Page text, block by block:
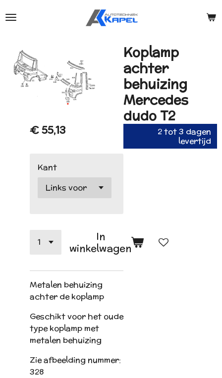
direct
hoofdinhoud
Koplamp
achter
behuizing
Mercedes
dudo T2
2 tot 3 dagen
levertijd
€ 55,13
Kant
In
winkelwagen
Metalen behuizing
achter de koplamp
Geschikt voor het oude
type koplamp met
metalen behuizing
Zie afbeelding nummer:
328